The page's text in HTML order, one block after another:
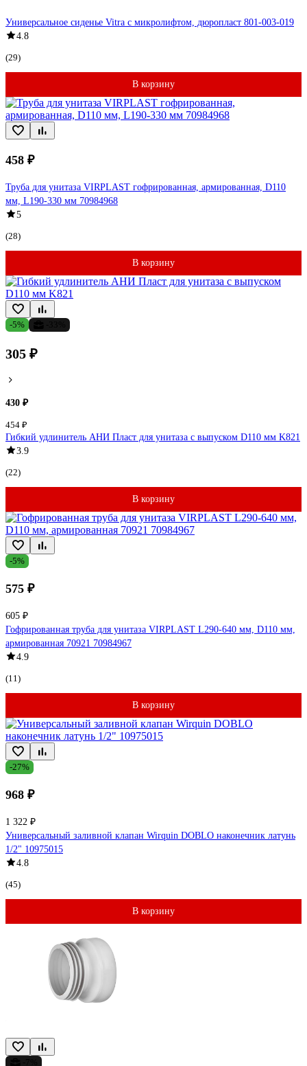
Универсальное сиденье Vitra с микролифтом, дюропласт 801-003-019
4.8
(29)
В корзину
458 ₽
Труба для унитаза VIRPLAST гофрированная, армированная, D110
мм, L190-330 мм 70984968
5
(28)
В корзину
-5%
305 ₽
430 ₽
454 ₽
Гибкий удлинитель АНИ Пласт для унитаза с выпуском D110 мм K821
3.9
(22)
В корзину
-5%
575 ₽
605 ₽
Гофрированная труба для унитаза VIRPLAST L290-640 мм, D110 мм,
армированная 70921 70984967
4.9
(11)
В корзину
-27%
968 ₽
1 322 ₽
Универсальный заливной клапан Wirquin DOBLO наконечник латунь
1/2" 10975015
4.8
(45)
В корзину